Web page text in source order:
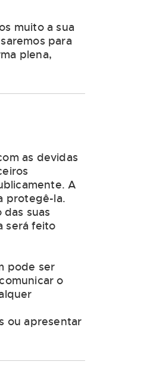
muito a sua
para
plena,
as devidas
A
protegê-la.
suas
será feito
pode ser
o
ou apresentar